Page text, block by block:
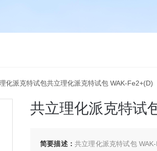
化派克特试包共立理化派克特试包 WAK-Fe2+(D)
共立理化派克特试
简要描述： 共立理化派克特试包